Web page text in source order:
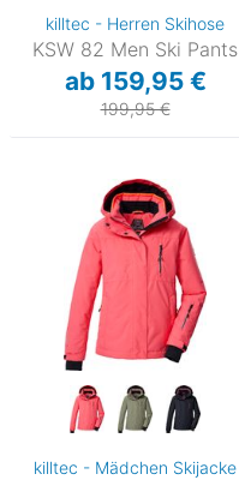
killtec - Herren Skihose
KSW 82 Men Ski Pants
ab 159,95 €
199,95 €
killtec - Mädchen Skijacke